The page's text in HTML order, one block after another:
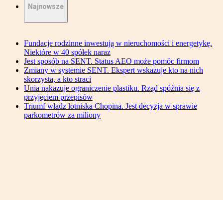
Najnowsze
Fundacje rodzinne inwestują w nieruchomości i energetykę.
Niektóre w 40 spółek naraz
Jest sposób na SENT. Status AEO może pomóc firmom
Zmiany w systemie SENT. Ekspert wskazuje kto na nich
skorzysta, a kto straci
Unia nakazuje ograniczenie plastiku. Rząd spóźnia się z
przyjęciem przepisów
Triumf władz lotniska Chopina. Jest decyzja w sprawie
parkometrów za miliony